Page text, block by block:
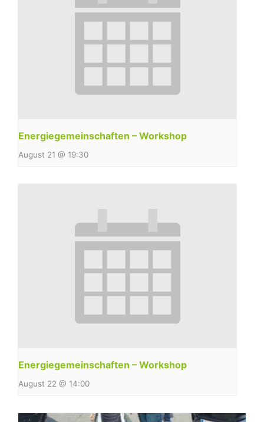
Energiegemeinschaften – Workshop
August 21 @ 19:30
Energiegemeinschaften – Workshop
August 22 @ 14:00